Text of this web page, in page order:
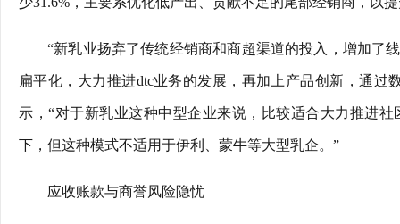
“新乳业扬弃了传统经销商和商超渠道的投入，增加了
扁平化，大力推进dtc业务的发展，再加上产品创新，通
示，“对于新乳业这种中型企业来说，比较适合大力推进
下，但这种模式不适用于伊利、蒙牛等大型乳企。”
应收账款与商誉风险隐忧